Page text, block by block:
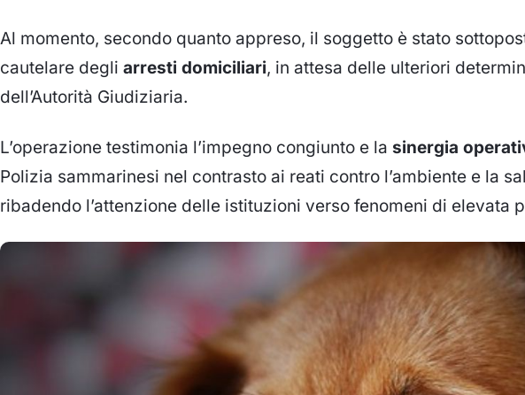
Al momento, secondo quanto appreso, il soggetto è stato
cautelare degli arresti domiciliari, in attesa delle ulteriori
dell’Autorità Giudiziaria.
L’operazione testimonia l’impegno congiunto e la sinergia
Polizia sammarinesi nel contrasto ai reati contro l’ambiente e la
ribadendo l’attenzione delle istituzioni verso fenomeni di elevata